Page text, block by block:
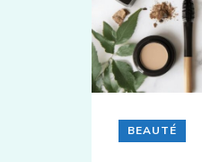
BEAUTÉ